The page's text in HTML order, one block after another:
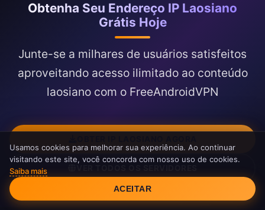
Obtenha Seu Endereço IP Laosiano
Grátis Hoje
Junte-se a milhares de usuários satisfeitos
aproveitando acesso ilimitado ao conteúdo
laosiano com o FreeAndroidVPN
Consentimento de Cookies
Usamos cookies para melhorar sua experiência. Ao continuar
visitando este site, você concorda com nosso uso de cookies.
Saiba mais
ACEITAR